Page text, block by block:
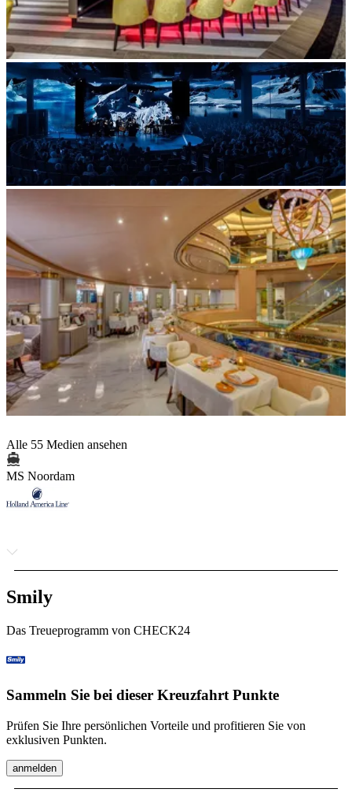
Alle 55 Medien ansehen
MS Noordam
Smily
Das Treueprogramm von CHECK24
Sammeln Sie bei dieser Kreuzfahrt Punkte
Prüfen Sie Ihre persönlichen Vorteile und profitieren Sie von
exklusiven Punkten.
anmelden